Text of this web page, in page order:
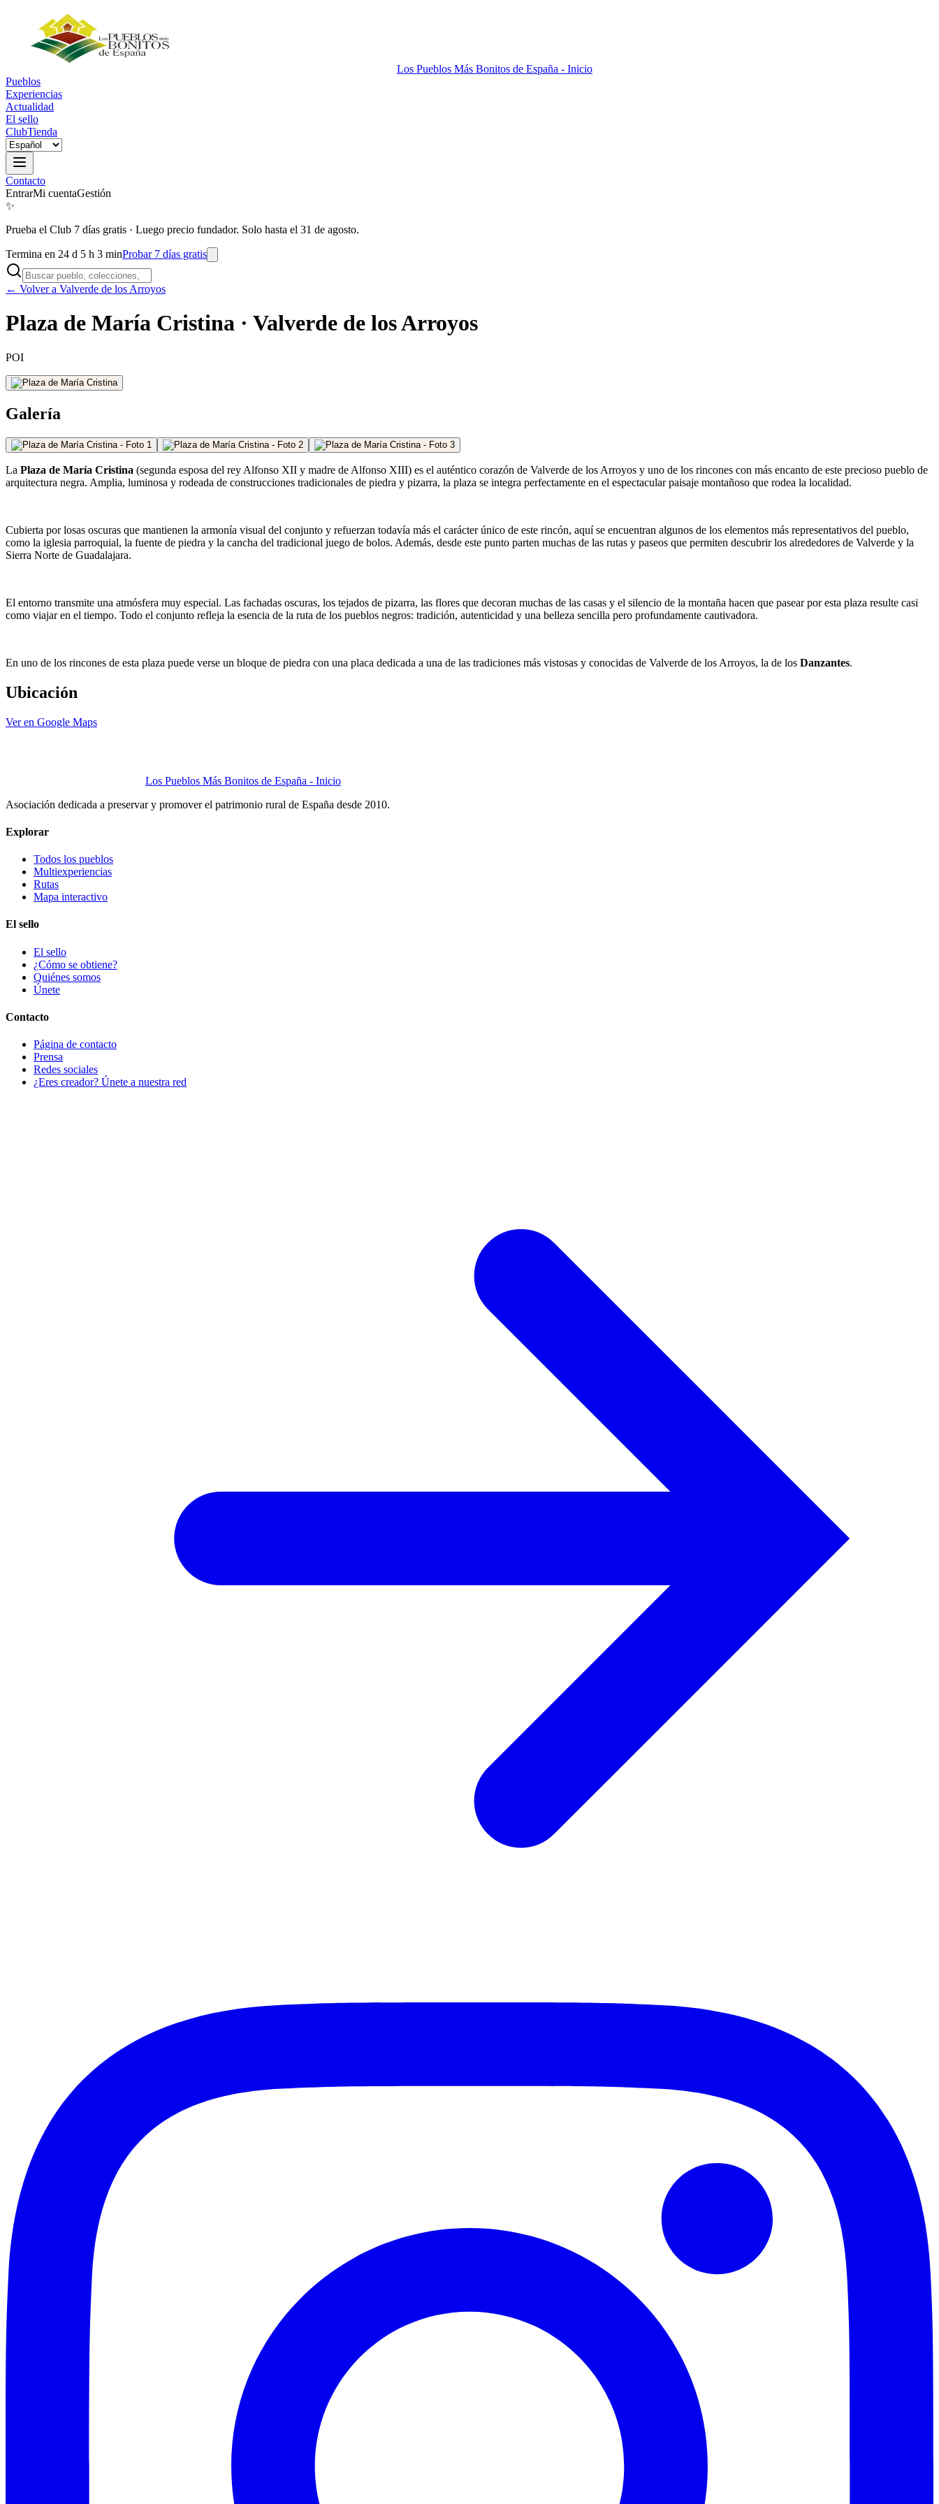
Los Pueblos Más Bonitos de España - Inicio
Pueblos
Experiencias
Actualidad
El sello
ClubTienda
Contacto
EntrarMi cuentaGestión
✨
Prueba el Club 7 días gratis · Luego precio fundador. Solo hasta el 31 de agosto.
Termina en 24 d 5 h 3 minProbar 7 días gratis
← Volver a Valverde de los Arroyos
Plaza de María Cristina · Valverde de los Arroyos
POI
Galería
La Plaza de María Cristina (segunda esposa del rey Alfonso XII y madre de Alfonso XIII) es el auténtico corazón de Valverde de los Arroyos y uno de los rincones con más encanto de este precioso pueblo de
arquitectura negra. Amplia, luminosa y rodeada de construcciones tradicionales de piedra y pizarra, la plaza se integra perfectamente en el espectacular paisaje montañoso que rodea la localidad.
Cubierta por losas oscuras que mantienen la armonía visual del conjunto y refuerzan todavía más el carácter único de este rincón, aquí se encuentran algunos de los elementos más representativos del pueblo,
como la iglesia parroquial, la fuente de piedra y la cancha del tradicional juego de bolos. Además, desde este punto parten muchas de las rutas y paseos que permiten descubrir los alrededores de Valverde y la
Sierra Norte de Guadalajara.
El entorno transmite una atmósfera muy especial. Las fachadas oscuras, los tejados de pizarra, las flores que decoran muchas de las casas y el silencio de la montaña hacen que pasear por esta plaza resulte casi
como viajar en el tiempo. Todo el conjunto refleja la esencia de la ruta de los pueblos negros: tradición, autenticidad y una belleza sencilla pero profundamente cautivadora.
En uno de los rincones de esta plaza puede verse un bloque de piedra con una placa dedicada a una de las tradiciones más vistosas y conocidas de Valverde de los Arroyos, la de los Danzantes.
Ubicación
Ver en Google Maps
Los Pueblos Más Bonitos de España - Inicio
Asociación dedicada a preservar y promover el patrimonio rural de España desde 2010.
Explorar
Todos los pueblos
Multiexperiencias
Rutas
Mapa interactivo
El sello
El sello
¿Cómo se obtiene?
Quiénes somos
Únete
Contacto
Página de contacto
Prensa
Redes sociales
¿Eres creador? Únete a nuestra red